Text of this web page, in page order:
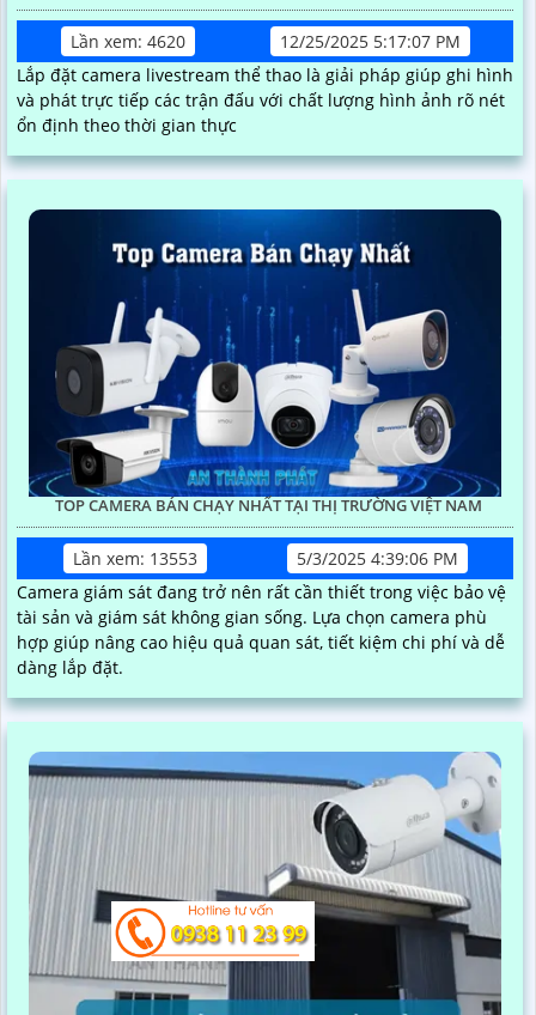
Lần xem: 4620
12/25/2025 5:17:07 PM
Lắp đặt camera livestream thể thao là giải pháp giúp ghi hình
và phát trực tiếp các trận đấu với chất lượng hình ảnh rõ nét
ổn định theo thời gian thực
TOP CAMERA BÁN CHẠY NHẤT TẠI THỊ TRƯỜNG VIỆT NAM
Lần xem: 13553
5/3/2025 4:39:06 PM
Camera giám sát đang trở nên rất cần thiết trong việc bảo vệ
tài sản và giám sát không gian sống. Lựa chọn camera phù
hợp giúp nâng cao hiệu quả quan sát, tiết kiệm chi phí và dễ
dàng lắp đặt.